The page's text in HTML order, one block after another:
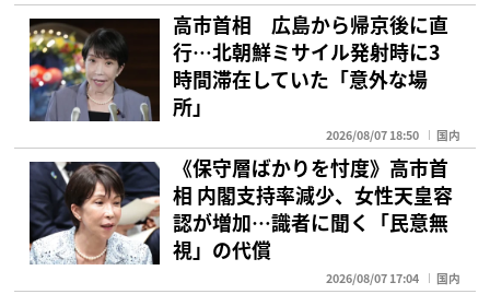
高市首相 広島から帰京後に直
行…北朝鮮ミサイル発射時に3
時間滞在していた「意外な場
所」
2026/08/07 18:50 国内
《保守層ばかりを忖度》高市首
相 内閣支持率減少、女性天皇容
認が増加…識者に聞く「民意無
視」の代償
2026/08/07 17:04 国内